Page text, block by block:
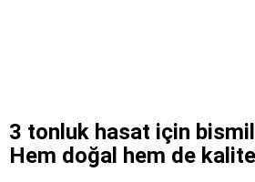
3 tonluk hasat için
Hem doğal hem de